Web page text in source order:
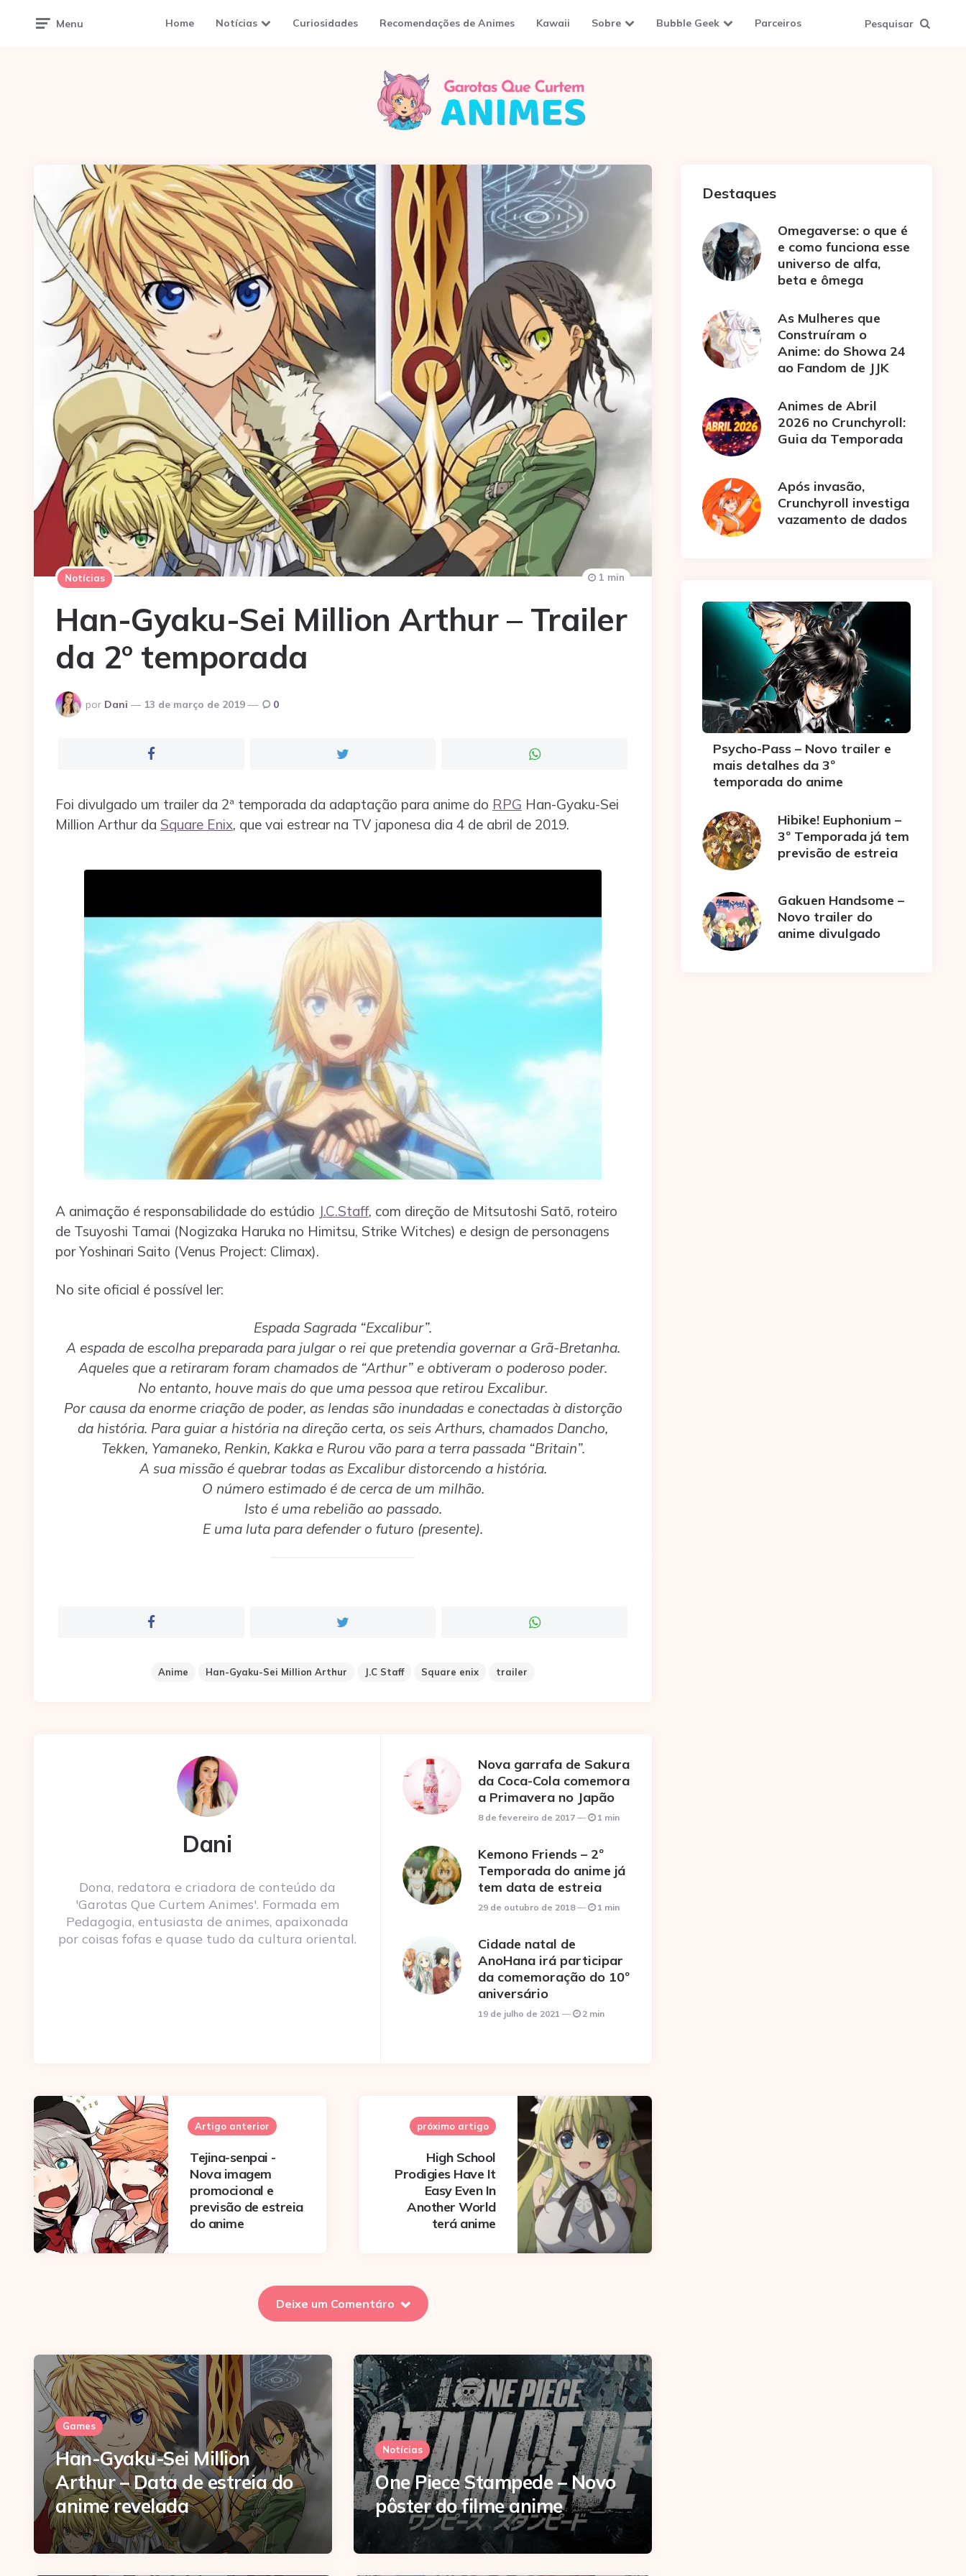
Menu Home Notícias Curiosidades Recomendações de Animes Kawaii Sobre Bubble Geek Parceiros Pesquisar
Notícias
Han-Gyaku-Sei Million Arthur – Trailer
da 2º temporada
Postado
por
por Dani 13 de março de 2019 0
1 min
Foi divulgado um trailer da 2ª temporada da adaptação para anime do RPG Han-Gyaku-Sei
Million Arthur da Square Enix, que vai estrear na TV japonesa dia 4 de abril de 2019.
A animação é responsabilidade do estúdio J.C.Staff, com direção de Mitsutoshi Satō, roteiro
de Tsuyoshi Tamai (Nogizaka Haruka no Himitsu, Strike Witches) e design de personagens
por Yoshinari Saito (Venus Project: Climax).
No site oficial é possível ler:
Espada Sagrada “Excalibur”.
A espada de escolha preparada para julgar o rei que pretendia governar a Grã-Bretanha.
Aqueles que a retiraram foram chamados de “Arthur” e obtiveram o poderoso poder.
No entanto, houve mais do que uma pessoa que retirou Excalibur.
Por causa da enorme criação de poder, as lendas são inundadas e conectadas à distorção
da história. Para guiar a história na direção certa, os seis Arthurs, chamados Dancho,
Tekken, Yamaneko, Renkin, Kakka e Rurou vão para a terra passada “Britain”.
A sua missão é quebrar todas as Excalibur distorcendo a história.
O número estimado é de cerca de um milhão.
Isto é uma rebelião ao passado.
E uma luta para defender o futuro (presente).
Anime Han-Gyaku-Sei Million Arthur J.C Staff Square enix trailer
Dani
Dona, redatora e criadora de conteúdo da
'Garotas Que Curtem Animes'. Formada em
Pedagogia, entusiasta de animes, apaixonada
por coisas fofas e quase tudo da cultura oriental.
Nova garrafa de Sakura
da Coca-Cola comemora
a Primavera no Japão
8 de fevereiro de 2017 1 min
Kemono Friends – 2º
Temporada do anime já
tem data de estreia
29 de outubro de 2018 1 min
Cidade natal de
AnoHana irá participar
da comemoração do 10º
aniversário
19 de julho de 2021 2 min
Post
navigation
Artigo anterior
Tejina-senpai -
Nova imagem
promocional e
previsão de estreia
do anime
próximo artigo
High School
Prodigies Have It
Easy Even In
Another World
terá anime
Deixe um Comentáro
Games
Han-Gyaku-Sei Million
Arthur – Data de estreia do
anime revelada
Notícias
One Piece Stampede – Novo
pôster do filme anime
Destaques
Omegaverse: o que é
e como funciona esse
universo de alfa,
beta e ômega
As Mulheres que
Construíram o
Anime: do Showa 24
ao Fandom de JJK
Animes de Abril
2026 no Crunchyroll:
Guia da Temporada
Após invasão,
Crunchyroll investiga
vazamento de dados
Psycho-Pass – Novo trailer e
mais detalhes da 3º
temporada do anime
Hibike! Euphonium –
3º Temporada já tem
previsão de estreia
Gakuen Handsome –
Novo trailer do
anime divulgado